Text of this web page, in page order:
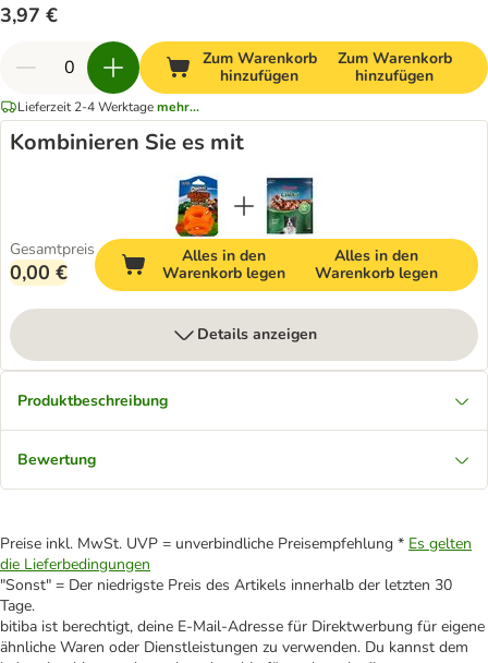
3,97 €
Zum Warenkorb
hinzufügen
Zum Warenkorb
hinzufügen
Lieferzeit 2-4 Werktagemehr...
Kombinieren Sie es mit
Gesamtpreis
0,00 €
Alles in den
Warenkorb legen
Alles in den
Warenkorb legen
Details anzeigen
Produktbeschreibung
Bewertung
Preise inkl. MwSt. UVP = unverbindliche Preisempfehlung * Es gelten
die Lieferbedingungen
"Sonst" = Der niedrigste Preis des Artikels innerhalb der letzten 30
Tage.
bitiba ist berechtigt, deine E-Mail-Adresse für Direktwerbung für eigene
ähnliche Waren oder Dienstleistungen zu verwenden. Du kannst dem